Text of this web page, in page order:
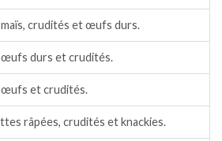
maïs, crudités et œufs durs.
œufs durs et crudités.
œufs et crudités.
râpées, crudités et knackies.